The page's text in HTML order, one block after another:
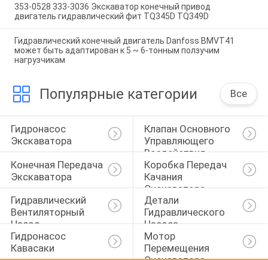
353-0528 333-3036 Экскаватор конечный привод
двигатель гидравлический фит TQ345D TQ349D
Гидравлический конечный двигатель Danfoss BMVT41
может быть адаптирован к 5 ~ 6-тонным ползучим
нагрузчикам
Популярные категории Все
Гидронасос
Экскаватора
Клапан Основного
Управляющего
Воздействия
Экскаватора
Конечная Передача
Экскаватора
Коробка Передач
Качания
Экскаватора
Гидравлический
Вентиляторный
Насос
Детали
Гидравлического
Насоса
Гидронасос
Кавасаки
Мотор
Перемещения